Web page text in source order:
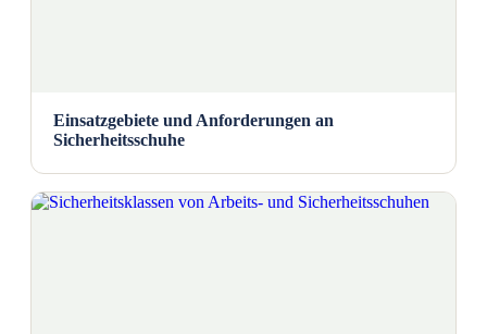
Einsatzgebiete und Anforderungen an
Sicherheitsschuhe